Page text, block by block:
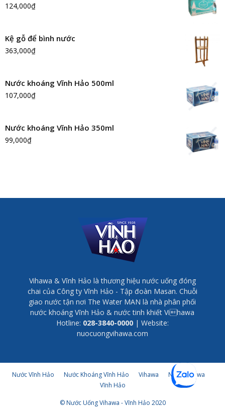
124,000₫
Kệ gỗ để bình nước
363,000₫
Nước khoáng Vĩnh Hảo 500ml
107,000₫
Nước khoáng Vĩnh Hảo 350ml
99,000₫
Vihawa & Vĩnh Hảo là thương hiệu nước uống đóng
chai của Công ty Vĩnh Hảo - Tập đoàn Masan. Chuỗi
giao nước tận nơi The Water MAN là nhà phân phối
nước khoáng Vĩnh Hảo & nước tinh khiết Vihawa
Hotline: 028-3840-0000| Website:
nuocuongvihawa.com
Nước Vĩnh Hảo Nước Khoáng Vĩnh Hảo Vihawa
Nước Vihawa
Vĩnh Hảo
© Nước Uống Vihawa - Vĩnh Hảo 2020